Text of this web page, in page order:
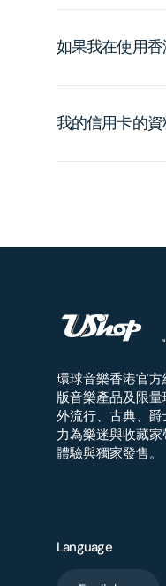
如果我在使用
我的信用卡的
環球音樂香港官
版音樂產品及限
外流行、古典、
力為樂迷與收藏
體驗與獨家發售。
Language